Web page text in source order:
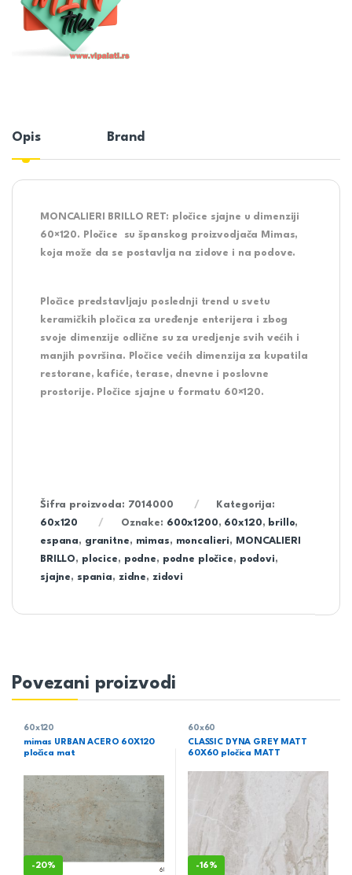
Opis Brand
MONCALIERI BRILLO RET: pločice sjajne u dimenziji
60×120. Pločice su španskog proizvodjača Mimas,
koja može da se postavlja na zidove i na podove.
Pločice predstavljaju poslednji trend u svetu
keramičkih pločica za uređenje enterijera i zbog
svoje dimenzije odlične su za uredjenje svih većih i
manjih površina. Pločice većih dimenzija za kupatila
restorane, kafiće, terase, dnevne i poslovne
prostorije. Pločice sjajne u formatu 60×120.
Šifra proizvoda: 7014000
Kategorija:
60x120
Oznake: 600x1200, 60x120, brillo,
espana, granitne, mimas, moncalieri,
MONCALIERI
BRILLO, plocice, podne, podne pločice, podovi,
sjajne, spania, zidne, zidovi
Povezani proizvodi
60x120
mimas URBAN ACERO 60X120
pločica mat
-20%
60x60
CLASSIC DYNA GREY MATT
60X60 pločica MATT
-16%